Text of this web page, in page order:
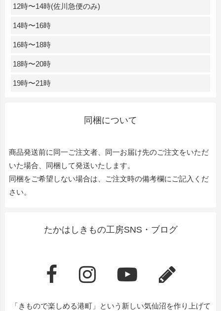
12時〜14時(佐川急便のみ)
14時〜16時
16時〜18時
18時〜20時
19時〜21時
同梱について
商品発送前に同一ご注文者、同一お届け先のご注文をいただ
いた場合、同梱して発送いたします。
同梱をご希望しない場合は、ご注文時の備考欄にご記入くだ
さい。
たかはしきもの工房SNS・ブログ
「きもので楽しめる港町」という新しい気仙沼を作り上げて